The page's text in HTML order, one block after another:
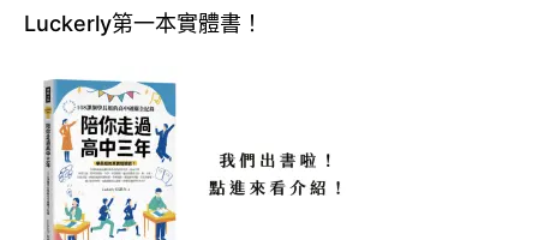
Luckerly第一本實體書！